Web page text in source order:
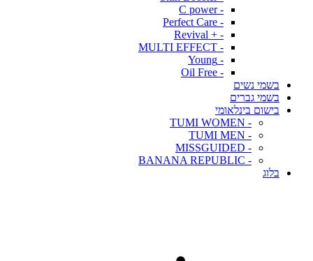
- C power
- Perfect Care
- + Revival
- MULTI EFFECT
- Young
- Oil Free
בשמי נשים
בשמי גברים
בישום בינלאומי
- TUMI WOMEN
- TUMI MEN
- MISSGUIDED
- BANANA REPUBLIC
בלוג